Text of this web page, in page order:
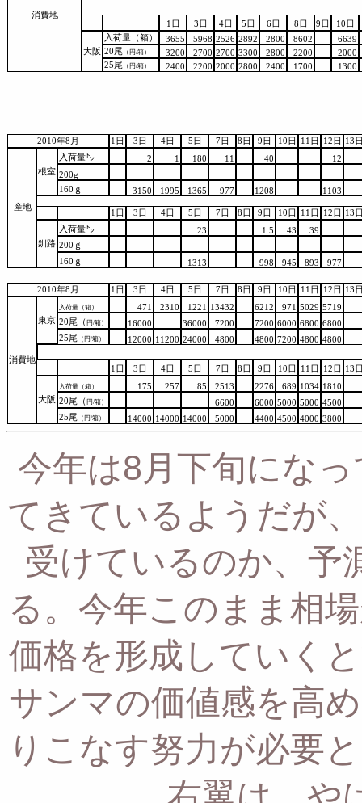
消費地
1日 3日 4日 5日 6日 8日 9日 10日
大阪
入荷量（箱） 3655 5968 2526 2892 2800 8602
6639
20尾
（円/箱） 3200 2700 2700 3300 2800 2200
2000
25尾
（円/箱） 2400 2200 2000 2800 2400 1700 1300
2010年8月 1日 3日 4日 5日 7日 8日 9日 10日 11日 12日 13
産地
根室
入荷量㌧ 2 1 180 11 40
12
200g
160ｇ
3150 1995 1365 977 1208 1103
1日 3日 4日 5日 7日 8日 9日 10日 11日 12日 13
釧路
入荷量㌧ 23 1.5 43
39
200ｇ
160ｇ
1313 998 945 893 977
2010年8月 1日 3日 4日 5日 7日 8日 9日 10日 11日 12日 13
消費地
東京
入荷量（箱） 471 2310 1221 13432 6212 971 5029 5719
20尾（ 円/箱） 16000 36000 7200 7200 6000 6800 6800
25尾
（円/箱） 12000 11200 24000 4800 4800 7200 4800 4800
1日 3日 4日 5日 7日 8日 9日 10日 11日 12日 13
大阪
入荷量（箱） 175 257 85 2513 2276 689 1034 1810
20尾（ 円/箱） 6600 6000 5000 5000 4500
25尾
（円/箱） 14000 14000 14000 5000 4400 4500 4000 3800
今年は8月下旬にな
てきているようだが、
受けているのか、予
る。 今年このまま相
価格を形成していく
サンマの価値感を高
りこなす努力が必要